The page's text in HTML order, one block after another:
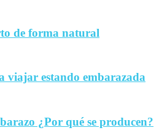
de forma natural
viajar estando embarazada
¿Por qué se producen?